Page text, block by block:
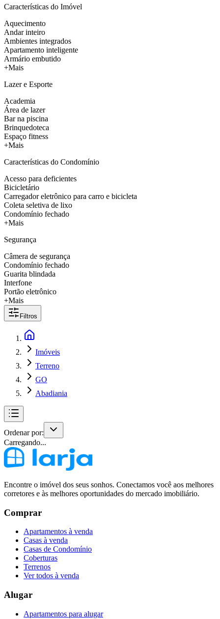
Características do Imóvel
Aquecimento
Andar inteiro
Ambientes integrados
Apartamento inteligente
Armário embutido
+Mais
Lazer e Esporte
Academia
Área de lazer
Bar na piscina
Brinquedoteca
Espaço fitness
+Mais
Características do Condomínio
Acesso para deficientes
Bicicletário
Carregador eletrônico para carro e bicicleta
Coleta seletiva de lixo
Condomínio fechado
+Mais
Segurança
Câmera de segurança
Condomínio fechado
Guarita blindada
Interfone
Portão eletrônico
+Mais
Filtros
Imóveis
Terreno
GO
Abadiania
Ordenar por:
Carregando...
Encontre o imóvel dos seus sonhos. Conectamos você aos melhores
corretores e às melhores oportunidades do mercado imobiliário.
Comprar
Apartamentos à venda
Casas à venda
Casas de Condomínio
Coberturas
Terrenos
Ver todos à venda
Alugar
Apartamentos para alugar